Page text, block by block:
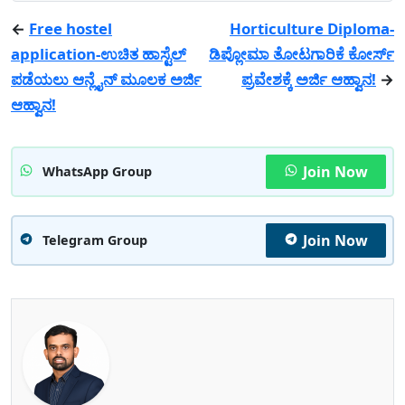
← Free hostel
application-ಉಚಿತ ಹಾಸ್ಟೆಲ್
ಪಡೆಯಲು ಆನ್ಲೈನ್ ಮೂಲಕ ಅರ್ಜಿ
ಆಹ್ವಾನ!
Horticulture Diploma-
ಡಿಪ್ಲೋಮಾ ತೋಟಗಾರಿಕೆ ಕೋರ್ಸ್
ಪ್ರವೇಶಕ್ಕೆ ಅರ್ಜಿ ಆಹ್ವಾನ! →
WhatsApp Group Join Now
Telegram Group Join Now